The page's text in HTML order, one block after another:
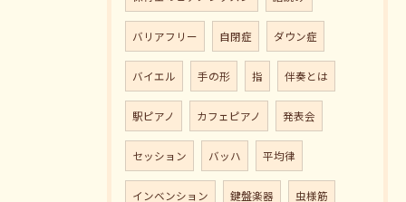
バリアフリー 自閉症 ダウン症
バイエル 手の形 指 伴奏とは
駅ピアノ カフェピアノ 発表会
セッション バッハ 平均律
インベンション 鍵盤楽器 虫様筋